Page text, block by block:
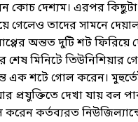
কোচ দেশ্যম। এরপর
গেলেও তাদের সামনে
অন্তত দুটি শট
শেষ মিনিটে
এক শটে গোল করেন।
প্রযুক্তিতে দেখা যায় বল
কর্তব্যরত